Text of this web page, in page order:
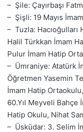
– Şile: Çayırbaşı
– Şişli: 19 Mayıs
– Tuzla:
Halil Türkkan İmam
Pulur İmam Hatip
– Ümraniye: Atatürk
Öğretmen Yasemin
İmam Hatip
60.Yıl Meyveli Bahçe
Hatip Okulu, Nihat
– Üsküdar: 3. Selim